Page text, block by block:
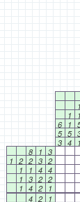
1
1
1
6
1
5 5
3 4 1
8
1 3
1 2 2 3 2
1
1 4 4
1 3 2 2
1 4 2
1
4 2
1